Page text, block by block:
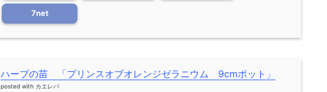
7net
ハーブの苗 「プリンスオブオレンジゼラニウム 9cmポット」
posted with カエレバ